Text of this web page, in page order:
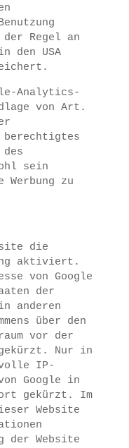
Regel an
den USA
Analytics-
von Art.
sein
Werbung zu
die
aktiviert.
von Google
der
anderen
über den
vor der
Nur in
IP-
Google in
gekürzt. Im
Website
der Website